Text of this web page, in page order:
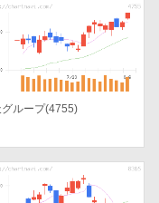
ループ(4755)